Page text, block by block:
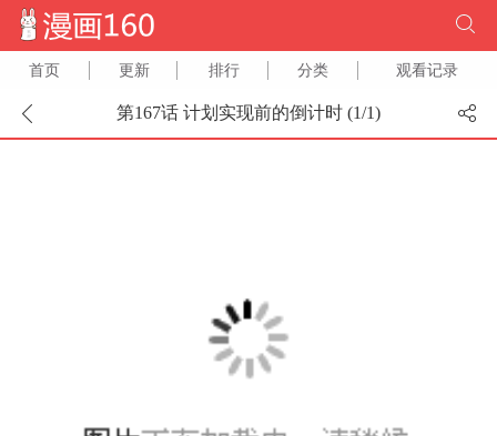
首页 更新 排行 分类 观看记录
第167话 计划实现前的倒计时 (1/1)